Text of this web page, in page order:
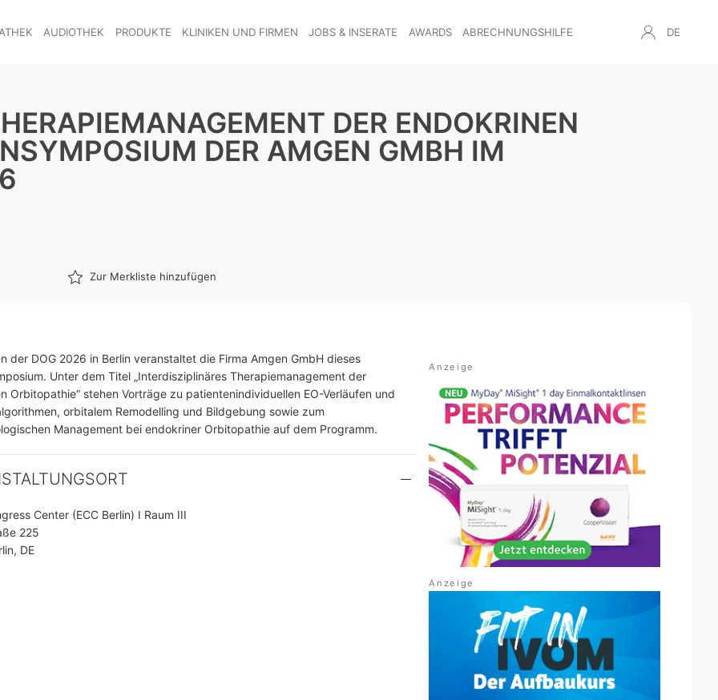
AUDIOTHEK PRODUKTE KLINIKEN UND FIRMEN JOBS & INSERATE AWARDS ABRECHNUNGSHILFE DE
DER ENDOKRINEN
DER AMGEN GMBH IM
Zur Merkliste hinzufügen
der DOG 2026 in Berlin veranstaltet die Firma Amgen GmbH dieses
Unter dem Titel „Interdisziplinäres Therapiemanagement der
Orbitopathie“ stehen Vorträge zu patientenindividuellen EO-Verläufen und
orbitalem Remodelling und Bildgebung sowie zum
Management bei endokriner Orbitopathie auf dem Programm.
Center (ECC Berlin) I Raum III
225
DE